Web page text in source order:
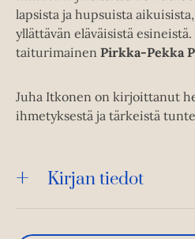
lapsista ja hupsuista
yllättävän eläväisistä
taiturimainen Pirkka-Pekka
Juha Itkonen on kirjoittanut
ihmetyksestä ja tärkeistä
Kirjan tiedot